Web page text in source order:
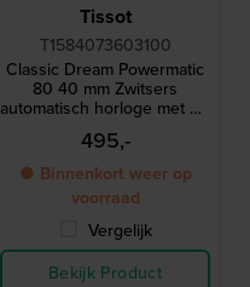
Tissot
T1584073603100
Classic Dream Powermatic
80 40 mm Zwitsers
automatisch horloge met 80
uur gangreserve
495,-
● Binnenkort weer op
voorraad
Vergelijk
Bekijk Product